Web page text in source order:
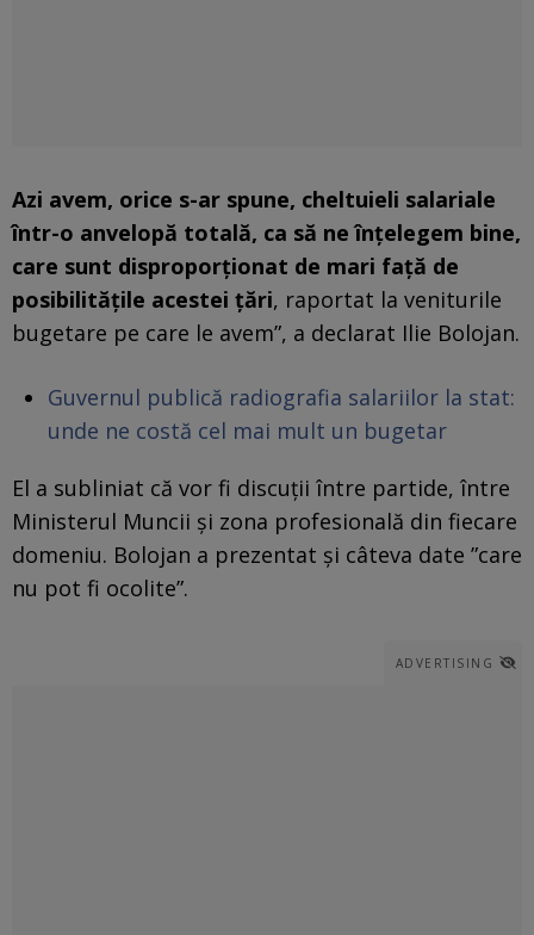
Azi avem, orice s-ar spune, cheltuieli salariale
într-o anvelopă totală, ca să ne înţelegem bine,
care sunt disproporţionat de mari faţă de
posibilităţile acestei ţări, raportat la veniturile
bugetare pe care le avem”, a declarat Ilie Bolojan.
Guvernul publică radiografia salariilor la stat:
unde ne costă cel mai mult un bugetar
El a subliniat că vor fi discuții între partide, între
Ministerul Muncii și zona profesională din fiecare
domeniu. Bolojan a prezentat și câteva date ”care
nu pot fi ocolite”.
ADVERTISING